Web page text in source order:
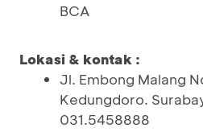
BCA
Lokasi & kontak :
Jl. Embong Malang
Kedungdoro.
031.5458888